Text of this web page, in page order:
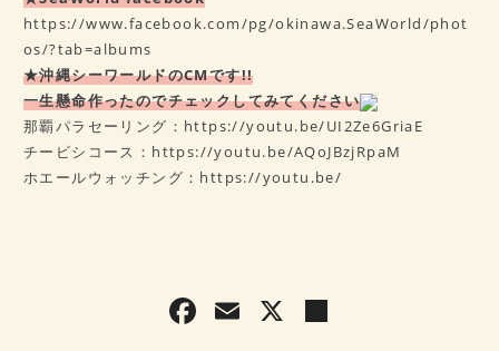
https://www.facebook.com/pg/okinawa.SeaWorld/phot
os/?tab=albums
★沖縄シーワールドのCMです!!
一生懸命作ったのでチェックしてみてください
那覇パラセーリング： https://youtu.be/UI2Ze6GriaE
チービシコース： https://youtu.be/AQoJBzjRpaM
ホエールウォッチング： https://youtu.be/
F E X